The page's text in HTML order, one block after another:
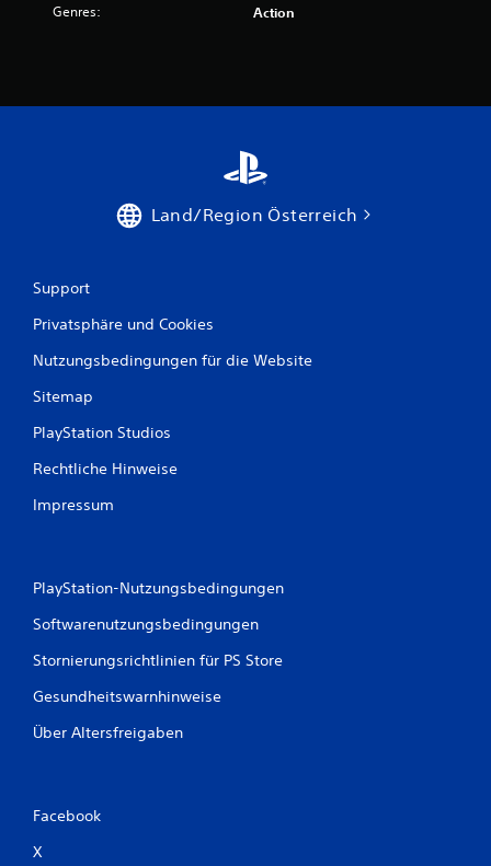
Genres: Action
Land/Region Österreich
Support
Privatsphäre und Cookies
Nutzungsbedingungen für die Website
Sitemap
PlayStation Studios
Rechtliche Hinweise
Impressum
PlayStation-Nutzungsbedingungen
Softwarenutzungsbedingungen
Stornierungsrichtlinien für PS Store
Gesundheitswarnhinweise
Über Altersfreigaben
Facebook
X